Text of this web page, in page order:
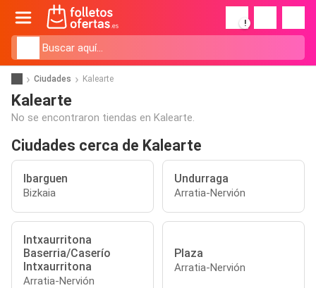
!
Ciudades Kalearte
Kalearte
No se encontraron tiendas en Kalearte.
Ciudades cerca de Kalearte
Ibarguen
Bizkaia
Undurraga
Arratia-Nervión
Intxaurritona
Baserria/Caserío
Intxaurritona
Arratia-Nervión
Plaza
Arratia-Nervión